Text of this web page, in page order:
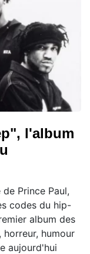
l'album
Prince Paul,
codes du hip-
album des
horreur, humour
aujourd'hui